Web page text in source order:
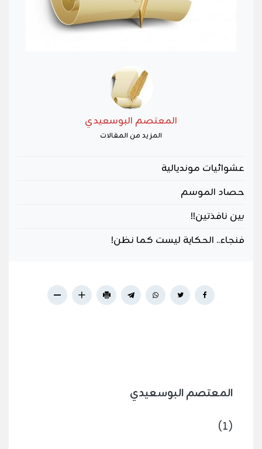
المعتصم البوسعيدي
المزيد من المقالات
عشوائيات مونديالية
حصاد الموسم
بين نافذتين!!
فنجاء.. الحكاية ليست كما نظن!
المعتصم البوسعيدي
(1)